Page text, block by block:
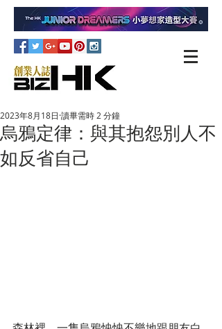
烏鴉定律：與其抱怨別人不
如反省自己
2023年8月18日 讀畢需時 2 分鐘